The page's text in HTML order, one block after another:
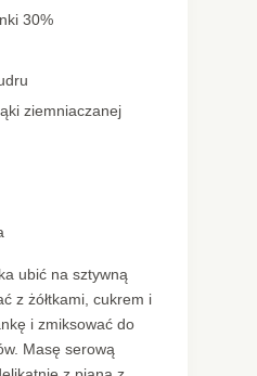
30%
ziemniaczanej
ubić na sztywną
z żółtkami, cukrem i
i zmiksować do
Masę serową